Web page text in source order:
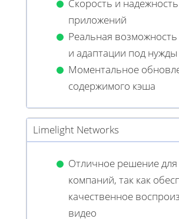
Скорость и
приложений
Реальная
и адаптации под нужды
Моментальное
содержимого кэша
Limelight Networks
Отличное решение
компаний, так как
качественное
видео